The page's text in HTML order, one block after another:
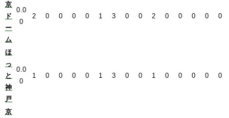
京
ド
ー
ム
0.0
0
2 0 0 0 0 1 3 0 0 2 0 0 0 0 0
ほ
っ
と
神
戸
0.0
0
1 0 0 0 0 1 3 0 0 1 0 0 0 0 0
京